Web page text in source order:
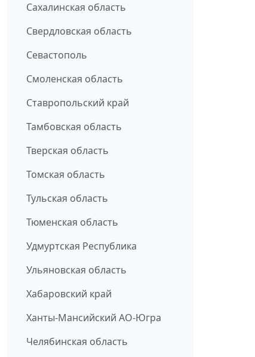
Сахалинская область
Свердловская область
Севастополь
Смоленская область
Ставропольский край
Тамбовская область
Тверская область
Томская область
Тульская область
Тюменская область
Удмуртская Республика
Ульяновская область
Хабаровский край
Ханты-Мансийский АО-Югра
Челябинская область